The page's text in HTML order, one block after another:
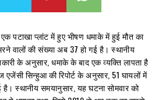
पटाखा प्लांट में हुए भीषण धमाके में हुई मौत का
वालों की संख्या अब 37 हो गई है। स्थानीय
के अनुसार, धमाके के बाद एक व्यक्ति लापता है
सिन्हुआ की रिपोर्ट के अनुसार, 51 घायलों में
स्थानीय समयानुसार, यह घटना सोमवार को